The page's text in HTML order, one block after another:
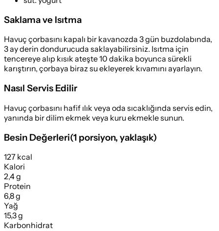
Saklama ve Isıtma
Havuç çorbasını kapalı bir kavanozda 3 gün buzdolabında,
3 ay derin dondurucuda saklayabilirsiniz. Isıtma için
tencereye alıp kısık ateşte 10 dakika boyunca sürekli
karıştırın, çorbaya biraz su ekleyerek kıvamını ayarlayın.
Nasıl Servis Edilir
Havuç çorbasını hafif ılık veya oda sıcaklığında servis edin,
yanında bir dilim ekmek veya kuru ekmekle sunun.
Besin Değerleri(1 porsiyon, yaklaşık)
127 kcal
Kalori
2,4 g
Protein
6,8 g
Yağ
15,3 g
Karbonhidrat